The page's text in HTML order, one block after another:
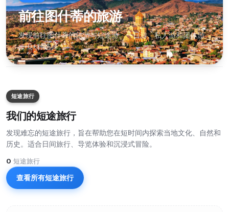
前往图什蒂的旅游
发现前往图什蒂的旅游与短途游。一日游、私人游和团体游
— 0+种选择。
短途旅行
我们的短途旅行
发现难忘的短途旅行，旨在帮助您在短时间内探索当地文化、自然和
历史。适合日间旅行、导览体验和沉浸式冒险。
0 短途旅行
查看所有短途旅行